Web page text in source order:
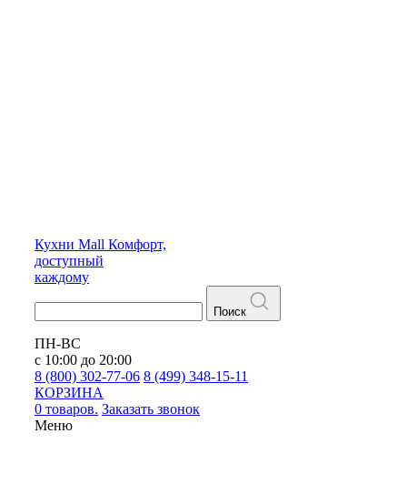
Кухни Mall Комфорт,
доступный
каждому
Поиск
ПН-ВС
с 10:00 до 20:00
8 (800) 302-77-06 8 (499) 348-15-11
КОРЗИНА
0 товаров. Заказать звонок
Меню